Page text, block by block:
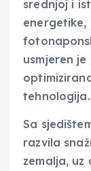
srednjoj i
usmjeren
tehnologija.
Sa
razvila
zemalja,